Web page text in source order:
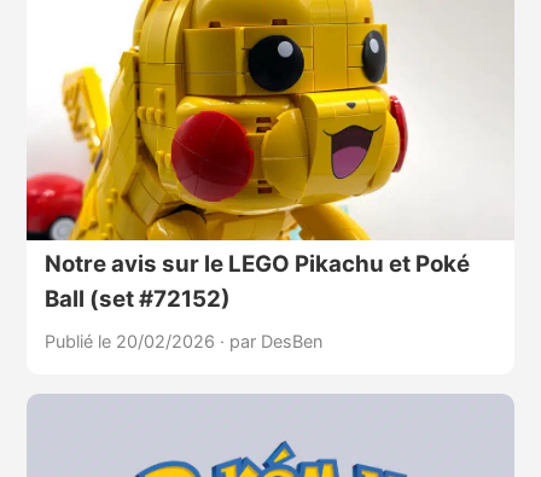
Notre avis sur le LEGO Pikachu et Poké
Ball (set #72152)
Publié le 20/02/2026 · par DesBen